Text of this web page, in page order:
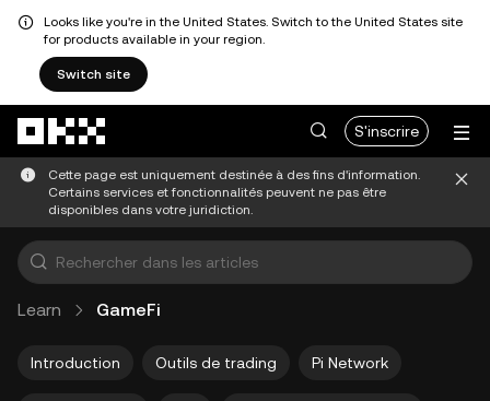
Looks like you're in the United States. Switch to the United States site
for products available in your region.
Switch site
S'inscrire
Cette page est uniquement destinée à des fins d'information.
Certains services et fonctionnalités peuvent ne pas être
disponibles dans votre juridiction.
Learn GameFi
Introduction Outils de trading Pi Network